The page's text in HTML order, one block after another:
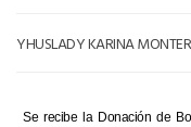
YHUSLADY KARINA
Se recibe la Donación de